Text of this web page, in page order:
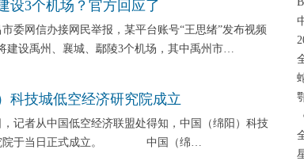
设3个机场？官方回应了
网信办接网民举报，某平台账号“王思绪”发布视频
建设禹州、襄城、鄢陵3个机场，其中禹州市…
科技城低空经济研究院成立
从中国低空经济联盟处得知，中国（绵阳）科技
究院于当日正式成立。 中国（绵…